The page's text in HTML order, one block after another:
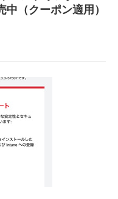
中（クーポン適用）